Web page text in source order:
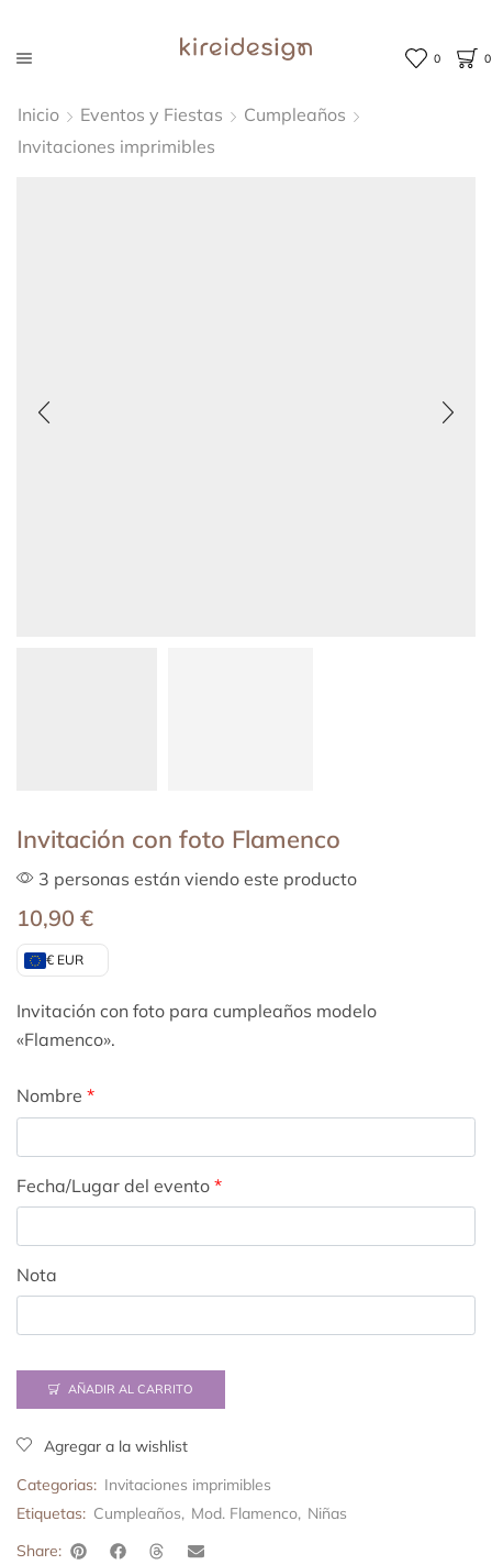
0 0
Inicio Eventos y Fiestas
Cumpleaños
Invitaciones imprimibles
Invitación con foto Flamenco
3 personas están viendo este producto
10,90 €
€ EUR
Invitación con foto para cumpleaños modelo
«Flamenco».
Nombre *
Fecha/Lugar del evento *
Nota
AÑADIR AL CARRITO
Agregar a la wishlist
Categorias: Invitaciones imprimibles
Etiquetas: Cumpleaños, Mod. Flamenco, Niñas
Share: